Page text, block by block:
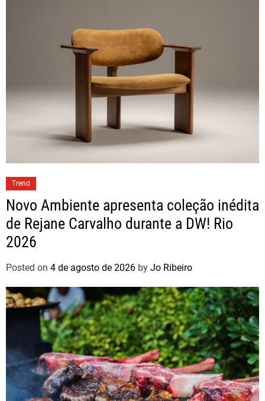
Trend
Novo Ambiente apresenta coleção inédita
de Rejane Carvalho durante a DW! Rio
2026
Posted on 4 de agosto de 2026 by Jo Ribeiro